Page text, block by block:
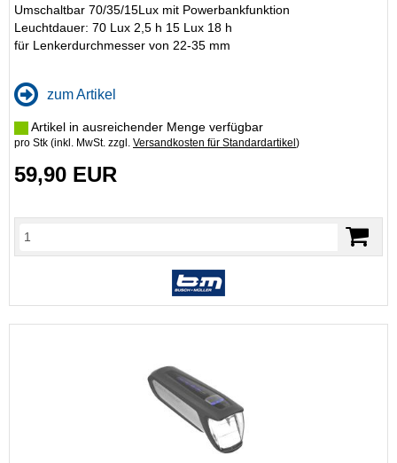
Umschaltbar 70/35/15Lux mit Powerbankfunktion
Leuchtdauer: 70 Lux 2,5 h 15 Lux 18 h
für Lenkerdurchmesser von 22-35 mm
zum Artikel
Artikel in ausreichender Menge verfügbar
pro Stk (inkl. MwSt. zzgl. Versandkosten für Standardartikel )
59,90 EUR